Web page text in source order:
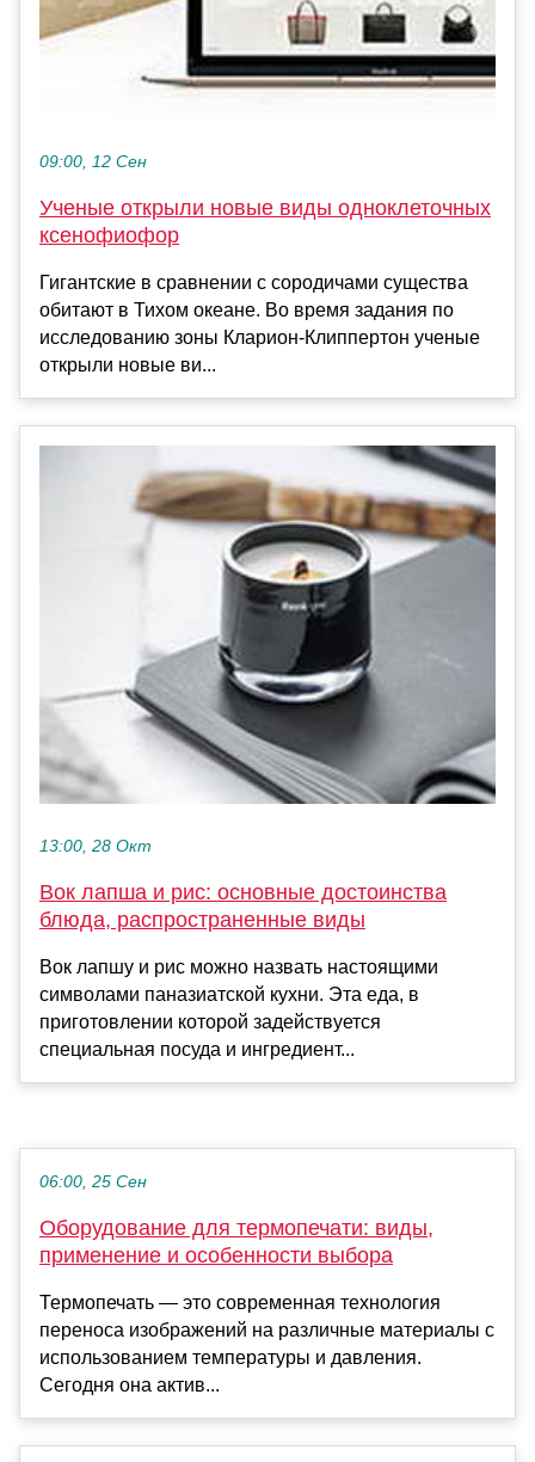
09:00, 12 Сен
Ученые открыли новые виды одноклеточных
ксенофиофор
Гигантские в сравнении с сородичами существа
обитают в Тихом океане. Во время задания по
исследованию зоны Кларион-Клиппертон ученые
открыли новые ви...
13:00, 28 Окт
Вок лапша и рис: основные достоинства
блюда, распространенные виды
Вок лапшу и рис можно назвать настоящими
символами паназиатской кухни. Эта еда, в
приготовлении которой задействуется
специальная посуда и ингредиент...
06:00, 25 Сен
Оборудование для термопечати: виды,
применение и особенности выбора
Термопечать — это современная технология
переноса изображений на различные материалы с
использованием температуры и давления.
Сегодня она актив...